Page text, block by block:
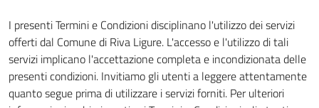
I presenti Termini e Condizioni disciplinano l'utilizzo dei servizi
offerti dal Comune di Riva Ligure. L'accesso e l'utilizzo di tali
servizi implicano l'accettazione completa e incondizionata delle
presenti condizioni. Invitiamo gli utenti a leggere attentamente
quanto segue prima di utilizzare i servizi forniti. Per ulteriori